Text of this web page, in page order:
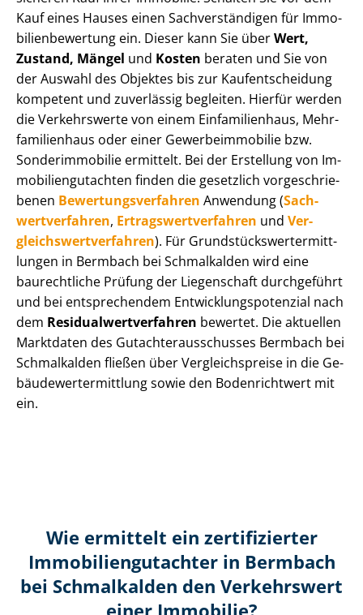
Kauf eines Hauses einen Sach­ver­stän­di­gen für Im­mo­
bi­li­en­be­wer­tung ein. Dieser kann Sie überWert,
Zustand, Mängel und Kosten beraten und Sie von
der Auswahl des Objektes bis zur Kauf­ent­schei­dung
kompetent und zuverlässig begleiten. Hierfür werden
die Verkehrswerte von einem Einfamilienhaus, Mehr­
fa­mi­li­en­haus oder einer Ge­wer­be­im­mo­bi­lie bzw.
Sonderimmobilie ermittelt. Bei der Erstellung von Im­
mo­bi­li­en­gut­ach­ten finden die gesetzlich vor­ge­schrie­
be­nen Be­wer­tungs­ver­fah­ren Anwendung (Sach­
wert­ver­fah­ren, Er­trags­wert­ver­fah­ren und Ver­
gleichs­wert­ver­fah­ren). Für Grund­stücks­wert­ermitt­
lun­gen in Bermbach bei Schmalkalden wird eine
baurechtliche Prüfung der Liegenschaft durchgeführt
und bei entsprechendem Ent­wick­lungs­po­ten­zi­al nach
dem Re­si­du­al­wert­ver­fah­ren bewertet. Die aktuellen
Marktdaten des Gut­ach­ter­aus­schus­ses Bermbach bei
Schmalkalden fließen über Ver­gleichs­prei­se in die Ge­
bäu­de­wert­ermitt­lung sowie den Bodenrichtwert mit
ein.
Wie ermittelt ein zertifizierter
Immobilien­gutachter in Bermbach
bei Schmalkalden den Verkehrswert